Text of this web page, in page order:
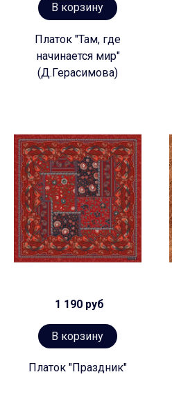
В корзину
Платок "Там, где
начинается мир"
(Д.Герасимова)
1 190 руб
В корзину
Платок "Праздник"